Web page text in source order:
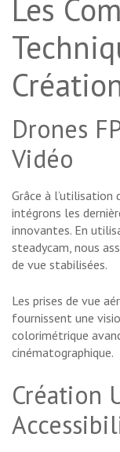
Les
Drones
Vidéo
Grâce à l’utilisation
intégrons les
innovantes. En
steadycam, nous
de vue stabilisées.
Les prises de vue
fournissent une
colorimétrique
cinématographique.
Création